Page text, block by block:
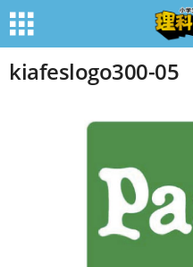
kiafeslogo300-05